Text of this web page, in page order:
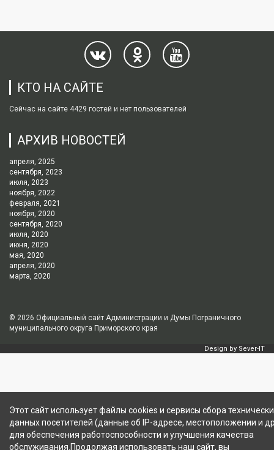
КТО НА САЙТЕ
Сейчас на сайте 4429 гостей и нет пользователей
АРХИВ НОВОСТЕЙ
апреля, 2025
сентября, 2023
июля, 2023
ноября, 2022
февраля, 2021
ноября, 2020
сентября, 2020
июля, 2020
июня, 2020
мая, 2020
апреля, 2020
марта, 2020
© 2026 Официальный сайт Администрации и Думы Пограничного
муниципального округа Приморского края
Design by Sever-IT
Этот сайт использует файлы cookies и сервисы сбора
данных посетителей (данные об IP-адресе, местоположении и
для обеспечения работоспособности и улучшения качества
обслуживания.Продолжая использовать наш сайт, вы